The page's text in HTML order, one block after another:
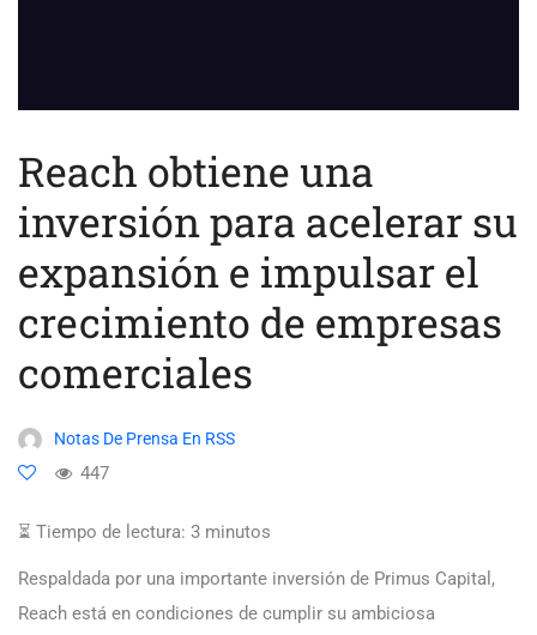
Reach obtiene una
inversión para acelerar su
expansión e impulsar el
crecimiento de empresas
comerciales
Notas De Prensa En RSS
447
⏳ Tiempo de lectura: 3 minutos
Respaldada por una importante inversión de Primus Capital,
Reach está en condiciones de cumplir su ambiciosa